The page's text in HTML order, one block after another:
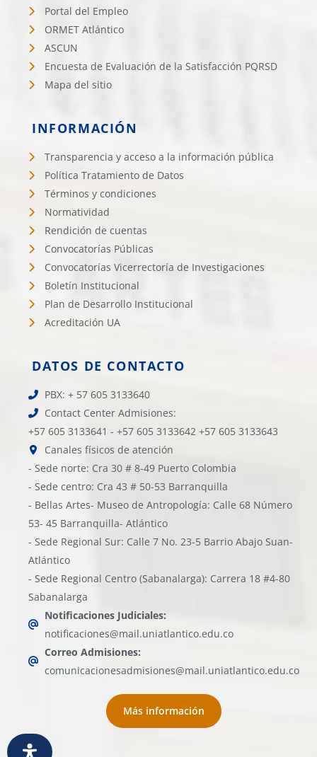
Portal del Empleo
ORMET Atlántico
ASCUN
Encuesta de Evaluación de la Satisfacción PQRSD
Mapa del sitio
INFORMACIÓN
Transparencia y acceso a la información pública
Política Tratamiento de Datos
Términos y condiciones
Normatividad
Rendición de cuentas
Convocatorías Públicas
Convocatorías Vicerrectoría de Investigaciones
Boletín Institucional
Plan de Desarrollo Institucional
Acreditación UA
DATOS DE CONTACTO
PBX: + 57 605 3133640
Contact Center Admisiones:
+57 605 3133641 - +57 605 3133642 +57 605 3133643
Canales físicos de atención
- Sede norte: Cra 30 # 8-49 Puerto Colombia
- Sede centro: Cra 43 # 50-53 Barranquilla
- Bellas Artes- Museo de Antropología: Calle 68 Número
53- 45 Barranquilla- Atlántico
- Sede Regional Sur: Calle 7 No. 23-5 Barrio Abajo Suan-
Atlántico
- Sede Regional Centro (Sabanalarga): Carrera 18 #4-80
Sabanalarga
Notificaciones Judiciales:
notificaciones@mail.uniatlantico.edu.co
Correo Admisiones:
comunicacionesadmisiones@mail.uniatlantico.edu.co
Más información